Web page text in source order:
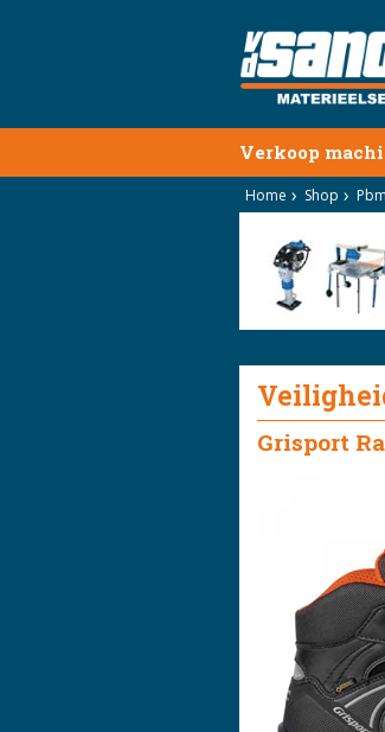
Verkoop
Home Shop
Grisport